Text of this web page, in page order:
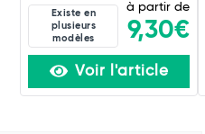
Existe en
plusieurs
modèles
à partir de
9,30€
Voir l'article